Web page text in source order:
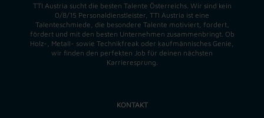
TTI Austria sucht die besten Talente Österreichs. Wir sind kein
0/8/15 Personaldienstleister, TTI Austria ist eine
Talenteschmiede, die besondere Talente motiviert, fordert,
fördert und mit den besten Unternehmen zusammenbringt. Ob
Holz-, Metall- sowie Technikfreak oder kaufmännisches Genie,
wir finden den perfekten Job für deinen nächsten
Karrieresprung.
KONTAKT